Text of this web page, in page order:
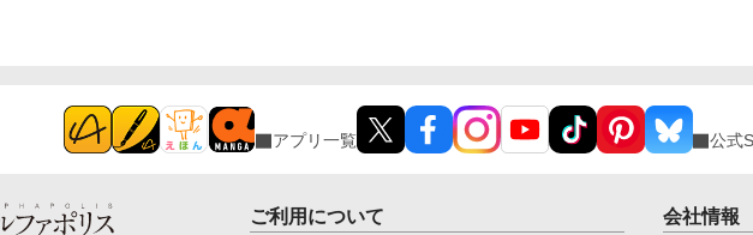
アプリ一覧 公式
ご利用について 会社情報